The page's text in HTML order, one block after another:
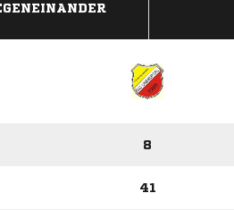
8
41